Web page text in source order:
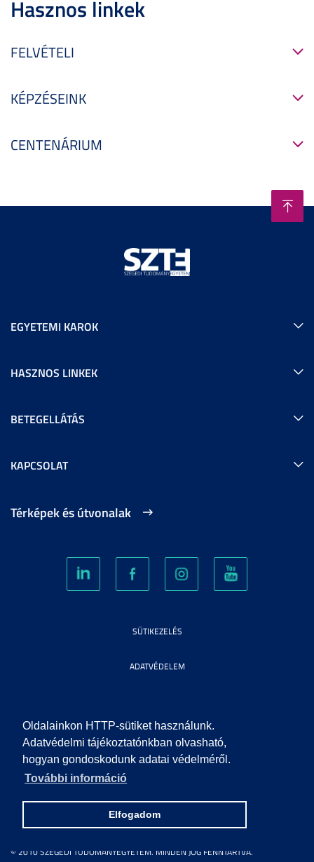
Oldalainkon HTTP-sütiket használunk.
Adatvédelmi tájékoztatónkban olvasható,
hogyan gondoskodunk adatai védelméről.
További információ
Elfogadom
Hasznos linkek
FELVÉTELI
KÉPZÉSEINK
CENTENÁRIUM
EGYETEMI KAROK
HASZNOS LINKEK
BETEGELLÁTÁS
KAPCSOLAT
Térképek és útvonalak
© 2010 SZEGEDI TUDOMÁNYEGYETEM. MINDEN JOG FENNTARTVA.
SÜTIKEZELÉS
ADATVÉDELEM
KÖZÉRDEKŰ ADATOK
SEGÍTSÉG